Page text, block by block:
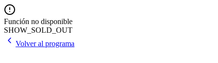
Función no disponible
SHOW_SOLD_OUT
Volver al programa